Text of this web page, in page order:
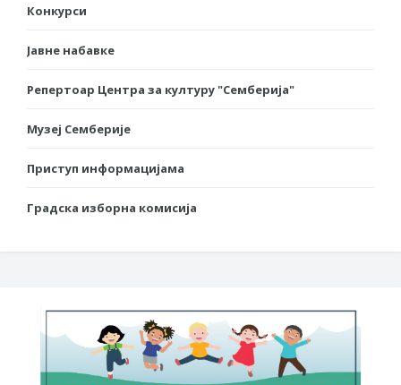
Конкурси
Јавне набавке
Репертоар Центра за културу "Семберија"
Музеј Семберије
Приступ информацијама
Градска изборна комисија